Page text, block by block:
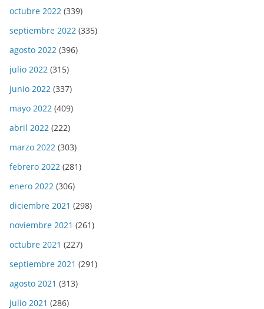
octubre 2022 (339)
septiembre 2022 (335)
agosto 2022 (396)
julio 2022 (315)
junio 2022 (337)
mayo 2022 (409)
abril 2022 (222)
marzo 2022 (303)
febrero 2022 (281)
enero 2022 (306)
diciembre 2021 (298)
noviembre 2021 (261)
octubre 2021 (227)
septiembre 2021 (291)
agosto 2021 (313)
julio 2021 (286)